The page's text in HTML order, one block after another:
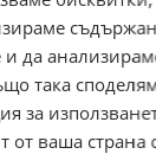
и да
така
за
от ваша страна